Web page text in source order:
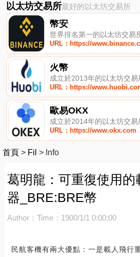
以太坊交易所最好的以太坊交易所
幣安
世界排名第一的以太坊交易
URL：https://
火幣
成立於2013年的以太坊交易
URL：https://
歐易OKX
成立於2014年的以太坊交易
URL：https://www.okx.com
首頁 > Fil > Info
葛明龍：可重復使用的
器_BRE:BRE幣
Author： Time：1900/1/1 0:00:00
民航客機有兩大優點：一是載人飛行